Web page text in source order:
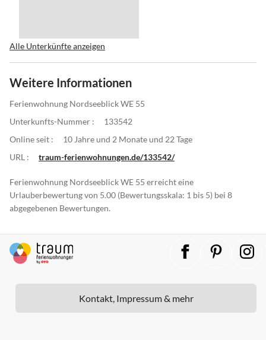
Alle Unterkünfte anzeigen
Weitere Informationen
Ferienwohnung Nordseeblick WE 55
Unterkunfts-Nummer :
133542
Online seit :
10 Jahre und 2 Monate und 22 Tage
URL :
traum-ferienwohnungen.de/133542/
Ferienwohnung Nordseeblick WE 55 erreicht eine
Urlauberbewertung von 5.00 (Bewertungsskala: 1 bis 5) bei 8
abgegebenen Bewertungen.
Kontakt, Impressum & mehr